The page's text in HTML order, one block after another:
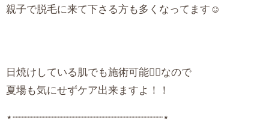
親子で脱毛に来て下さる方も多くなってます☺️
日焼けしている肌でも施術可能🙆‍♀️なので
夏場も気にせずケア出来ますよ！！
⋆┈┈┈┈┈┈┈┈┈┈┈┈┈┈┈┈┈┈┈┈┈┈┈┈┈⋆